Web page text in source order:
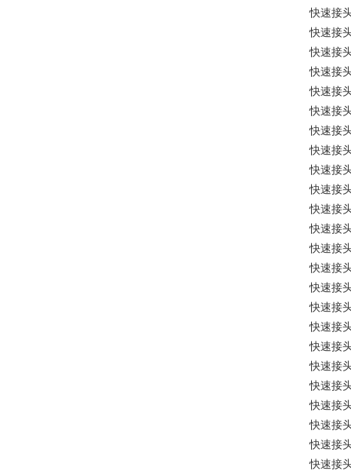
快速接
快速接
快速接
快速接
快速接
快速接
快速接
快速接
快速接
快速接
快速接
快速接
快速接
快速接
快速接
快速接
快速接
快速接
快速接
快速接
快速接
快速接
快速接
快速接